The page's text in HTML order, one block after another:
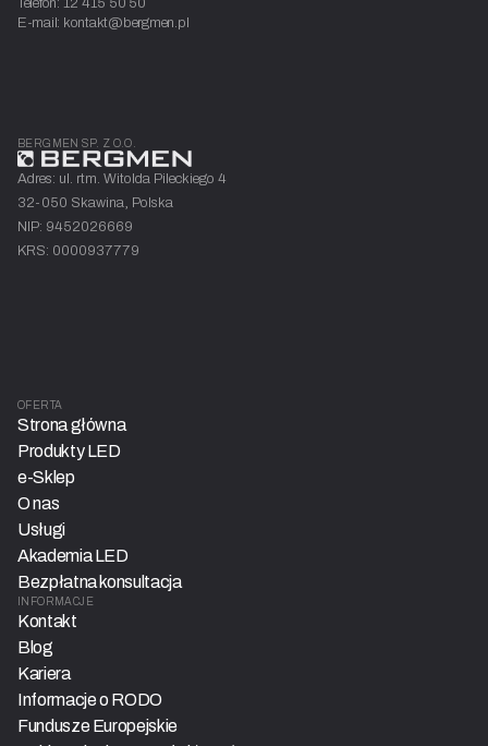
E-mail: kontakt@bergmen.pl
BERGMEN SP. Z O.O.
Adres: ul. rtm. Witolda Pileckiego 4
32-050 Skawina, Polska
NIP: 9452026669
KRS: 0000937779
OFERTA
Strona główna
Produkty LED
e-Sklep
O nas
Usługi
Akademia LED
Bezpłatna konsultacja
INFORMACJE
Kontakt
Blog
Kariera
Informacje o RODO
Fundusze Europejskie